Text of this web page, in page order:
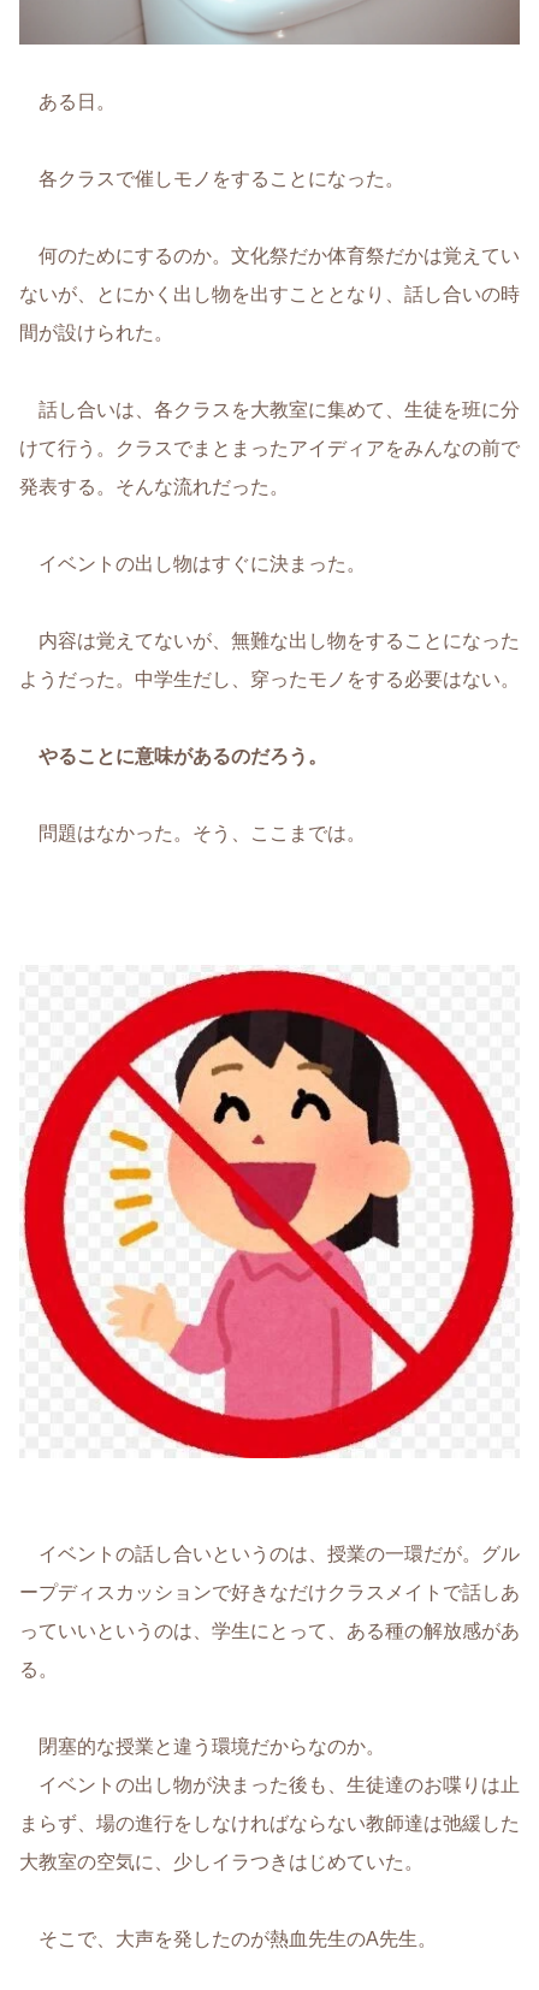
ある日。
各クラスで催しモノをすることになった。
何のためにするのか。文化祭だか体育祭だかは覚えてい
ないが、とにかく出し物を出すこととなり、話し合いの時
間が設けられた。
話し合いは、各クラスを大教室に集めて、生徒を班に分
けて行う。クラスでまとまったアイディアをみんなの前で
発表する。そんな流れだった。
イベントの出し物はすぐに決まった。
内容は覚えてないが、無難な出し物をすることになった
ようだった。中学生だし、穿ったモノをする必要はない。
やることに意味があるのだろう。
問題はなかった。そう、ここまでは。
イベントの話し合いというのは、授業の一環だが。グル
ープディスカッションで好きなだけクラスメイトで話しあ
っていいというのは、学生にとって、ある種の解放感があ
る。
閉塞的な授業と違う環境だからなのか。
イベントの出し物が決まった後も、生徒達のお喋りは止
まらず、場の進行をしなければならない教師達は弛緩した
大教室の空気に、少しイラつきはじめていた。
そこで、大声を発したのが熱血先生のA先生。